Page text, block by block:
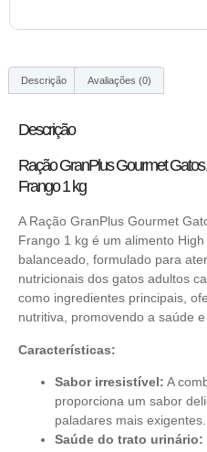
Descrição Avaliações (0)
Descrição
Ração GranPlus Gourmet
Frango 1 kg
A Ração GranPlus Gourmet
Frango 1 kg é um alimento
balanceado, formulado para
nutricionais dos gatos adultos
como ingredientes principais,
nutritiva, promovendo a saúde
Características:
Sabor irresistível: A
proporciona um sabor
paladares mais exigentes.
Saúde do trato urinário: